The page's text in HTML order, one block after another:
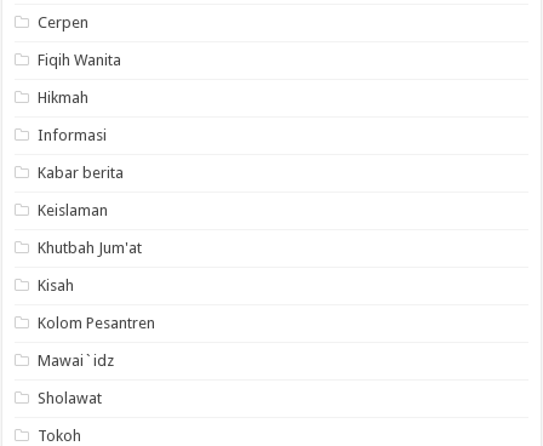
Cerpen
Fiqih Wanita
Hikmah
Informasi
Kabar berita
Keislaman
Khutbah Jum'at
Kisah
Kolom Pesantren
Mawai`idz
Sholawat
Tokoh